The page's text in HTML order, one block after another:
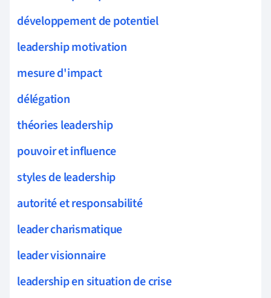
développement de potentiel
leadership motivation
mesure d'impact
délégation
théories leadership
pouvoir et influence
styles de leadership
autorité et responsabilité
leader charismatique
leader visionnaire
leadership en situation de crise